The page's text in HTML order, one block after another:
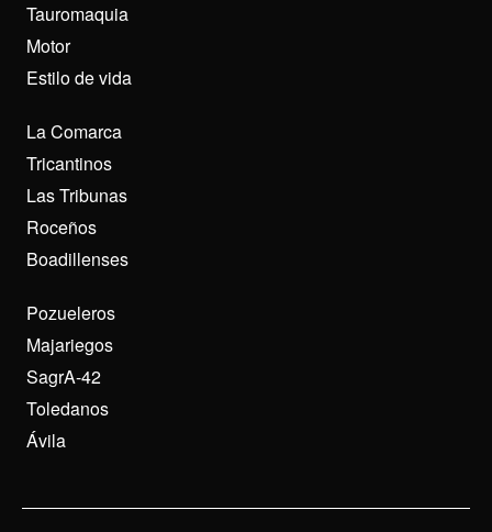
Tauromaquia
Motor
Estilo de vida
La Comarca
Tricantinos
Las Tribunas
Roceños
Boadillenses
Pozueleros
Majariegos
SagrA-42
Toledanos
Ávila